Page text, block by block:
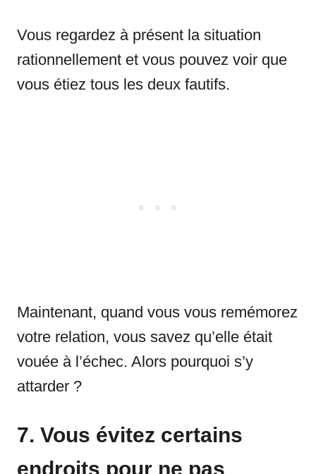
Vous regardez à présent la situation
rationnellement et vous pouvez voir que
vous étiez tous les deux fautifs.
Maintenant, quand vous vous remémorez
votre relation, vous savez qu’elle était
vouée à l’échec. Alors pourquoi s’y
attarder ?
7. Vous évitez certains
endroits pour ne pas